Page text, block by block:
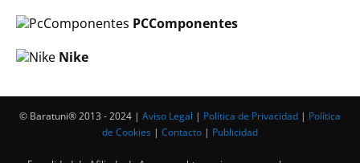
PCComponentes
Nike
© Baratuni®‎ 2013 - 2024 | Aviso Legal | Política de Privacidad | Política
de Cookies | Contacto | Publicidad